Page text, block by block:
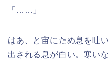
「……」
はあ、と宙にため息を吐
出される息が白い。寒い